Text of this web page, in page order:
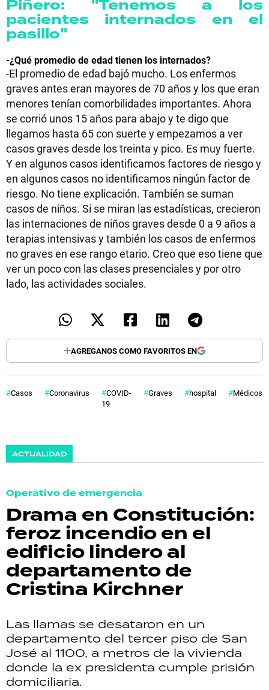
Piñero: "Tenemos a los
pacientes internados en el
pasillo"
-¿Qué promedio de edad tienen los internados?
-El promedio de edad bajó mucho. Los enfermos
graves antes eran mayores de 70 años y los que eran
menores tenían comorbilidades importantes. Ahora
se corrió unos 15 años para abajo y te digo que
llegamos hasta 65 con suerte y empezamos a ver
casos graves desde los treinta y pico. Es muy fuerte.
Y en algunos casos identificamos factores de riesgo y
en algunos casos no identificamos ningún factor de
riesgo. No tiene explicación. También se suman
casos de niños. Si se miran las estadísticas, crecieron
las internaciones de niños graves desde 0 a 9 años a
terapias intensivas y también los casos de enfermos
no graves en ese rango etario. Creo que eso tiene que
ver un poco con las clases presenciales y por otro
lado, las actividades sociales.
AGREGANOS COMO FAVORITOS EN
Casos Coronavirus
COVID-
19
Graves hospital Médicos
ACTUALIDAD
Operativo de emergencia
Drama en Constitución:
feroz incendio en el
edificio lindero al
departamento de
Cristina Kirchner
Las llamas se desataron en un
departamento del tercer piso de San
José al 1100, a metros de la vivienda
donde la ex presidenta cumple prisión
domiciliaria.